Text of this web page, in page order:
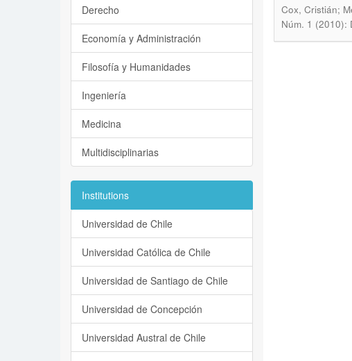
Cox, Cristián;
Núm. 1 (2010):
Derecho
Economía y Administración
Filosofía y Humanidades
Ingeniería
Medicina
Multidisciplinarias
Institutions
Universidad de Chile
Universidad Católica de Chile
Universidad de Santiago de Chile
Universidad de Concepción
Universidad Austral de Chile